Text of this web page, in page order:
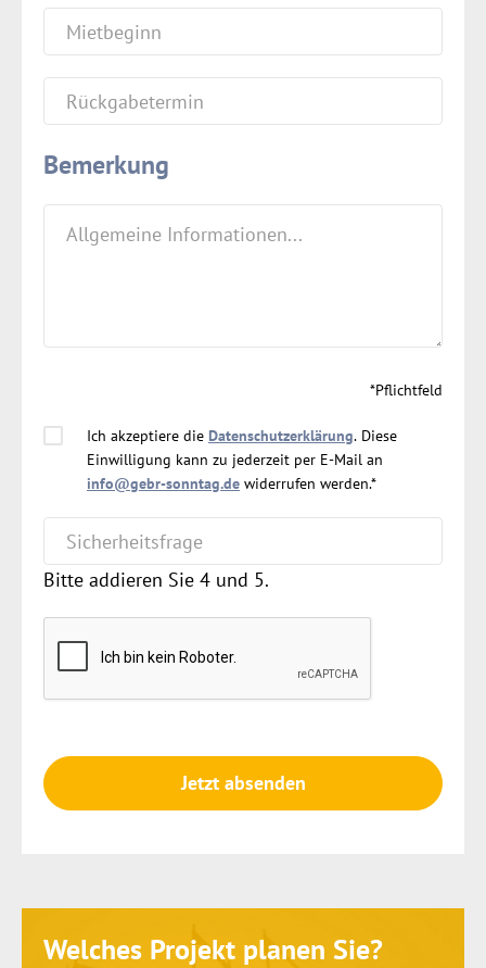
Bemerkung
*Pflichtfeld
Ich akzeptiere die Datenschutzerklärung. Diese
Einwilligung kann zu jederzeit per E-Mail an
info@gebr-sonntag.de widerrufen werden.*
Bitte addieren Sie 4 und 5.
Jetzt absenden
Welches Projekt planen Sie?